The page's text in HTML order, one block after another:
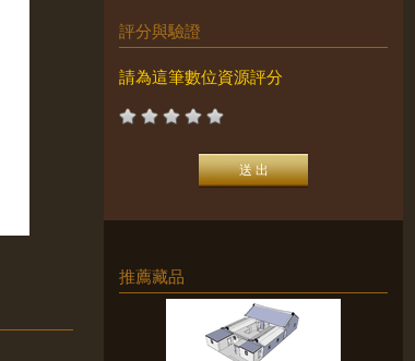
評分與驗證
請為這筆數位資源評分
推薦藏品